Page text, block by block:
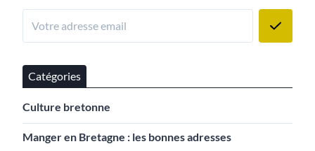
Catégories
Culture bretonne
Manger en Bretagne : les bonnes adresses